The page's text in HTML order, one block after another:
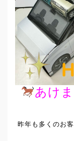
あけ
昨年も多くのお